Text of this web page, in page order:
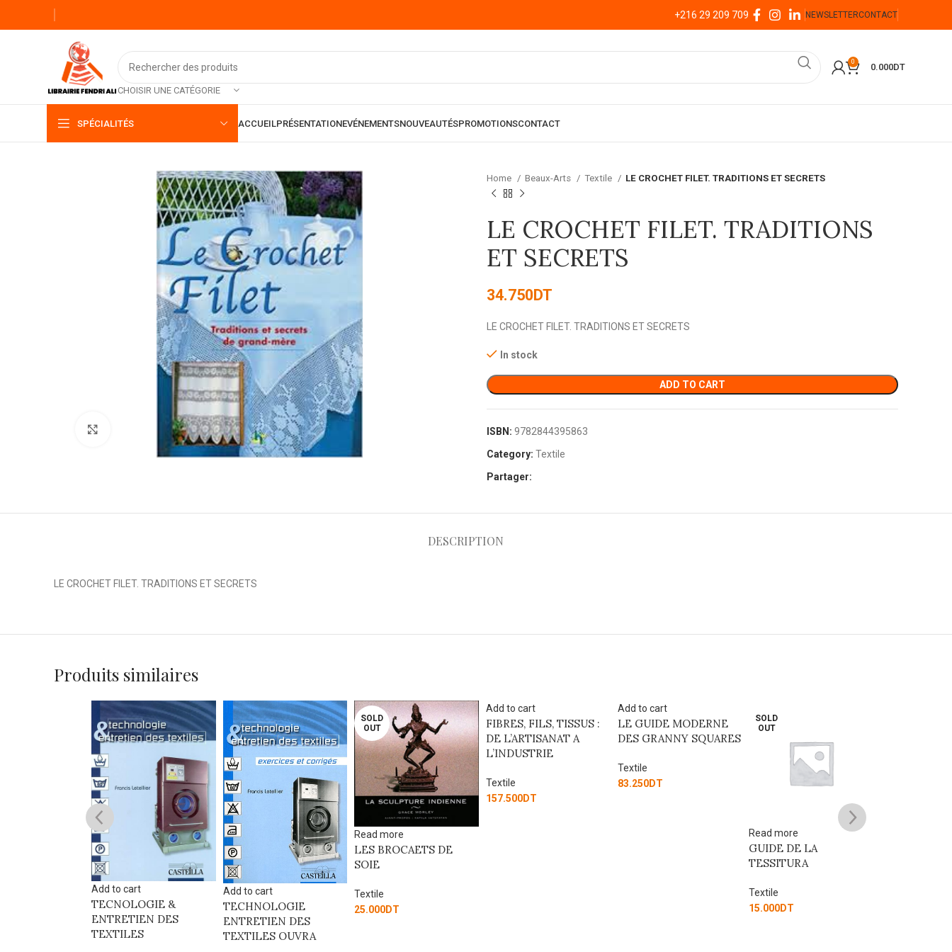
+216 29 209 709 NEWSLETTERCONTACT
CHOISIR UNE CATÉGORIE
0
0.000DT
SPÉCIALITÉS ACCUEILPRÉSENTATIONEVÉNEMENTSNOUVEAUTÉSPROMOTIONSCONTACT
Click to enlarge
Home Beaux-Arts Textile LE CROCHET FILET. TRADITIONS ET SECRETS
LE CROCHET FILET. TRADITIONS
ET SECRETS
34.750DT
LE CROCHET FILET. TRADITIONS ET SECRETS
In stock
ADD TO CART
ISBN: 9782844395863
Category: Textile
Partager:
DESCRIPTION
LE CROCHET FILET. TRADITIONS ET SECRETS
Produits similaires
Add to cart
TECNOLOGIE &
ENTRETIEN DES
TEXTILES
Add to cart
TECHNOLOGIE
ENTRETIEN DES
TEXTILES OUVRA
SOLD
OUT
Read more
LES BROCAETS DE
SOIE
Textile
25.000DT
Add to cart
FIBRES, FILS, TISSUS :
DE L’ARTISANAT A
L’INDUSTRIE
Textile
157.500DT
Add to cart
LE GUIDE MODERNE
DES GRANNY SQUARES
Textile
83.250DT
SOLD
OUT
Read more
GUIDE DE LA
TESSITURA
Textile
15.000DT